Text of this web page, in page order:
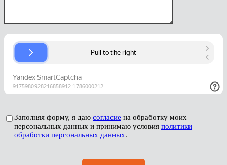
Заполняя форму, я даю согласие на обработку моих
персональных данных и принимаю условия политики
обработки персональных данных.